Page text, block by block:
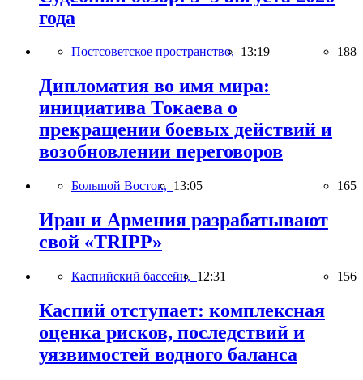
года
Постсоветское пространство, 13:19 188
Дипломатия во имя мира:
инициатива Токаева о
прекращении боевых действий и
возобновлении переговоров
Большой Восток, 13:05 165
Иран и Армения разрабатывают
свой «TRIPP»
Каспийский бассейн, 12:31 156
Каспий отступает: комплексная
оценка рисков, последствий и
уязвимостей водного баланса